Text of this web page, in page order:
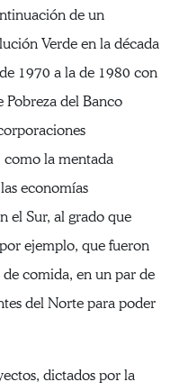
de un
Verde en la década
1970 a la de 1980 con
Pobreza del Banco
como la mentada
economías
el Sur, al grado que
ejemplo, que fueron
comida, en un par de
del Norte para poder
dictados por la